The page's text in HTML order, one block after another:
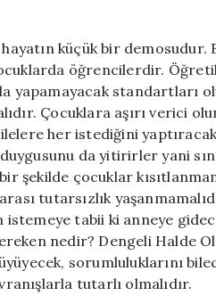
küçük bir
öğrencilerdir.
yapamayacak standartları
Çocuklara aşırı verici
her istediğini
da yitirirler yani
şekilde çocuklar
tutarsızlık
istemeye tabii ki anneye
nedir? Dengeli Halde
sorumluluklarını
tutarlı olmalıdır.